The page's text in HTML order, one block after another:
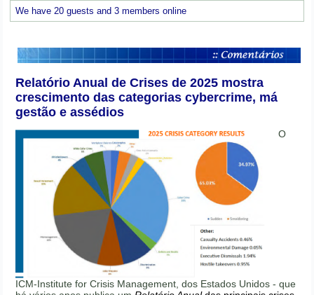
We have 20 guests and 3 members online
Relatório Anual de Crises de 2025 mostra
crescimento das categorias cybercrime, má
gestão e assédios
O
ICM-Institute for Crisis Management, dos Estados Unidos - que